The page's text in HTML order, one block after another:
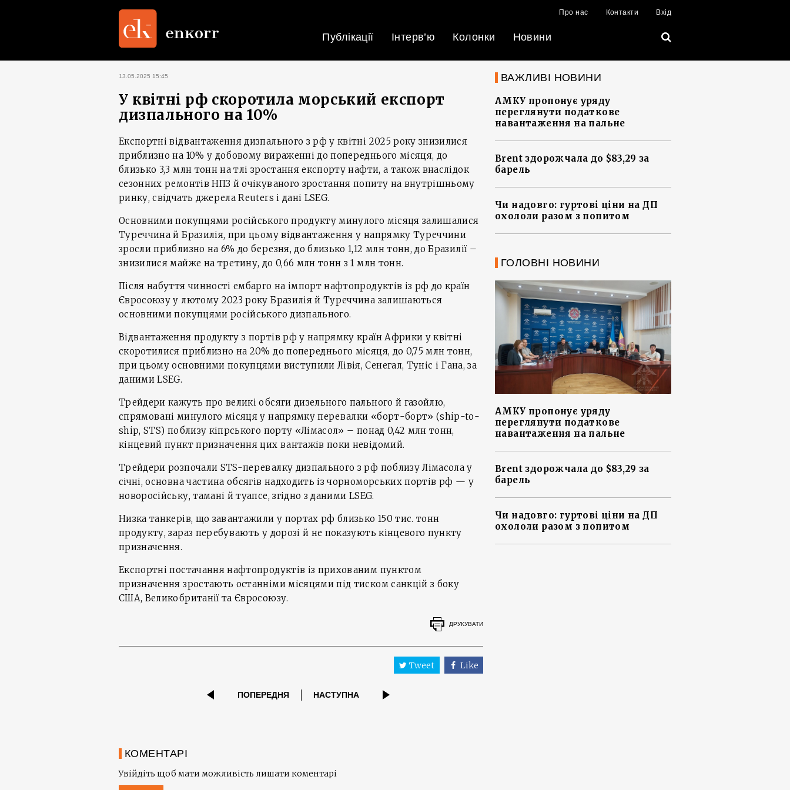
Про нас Контакти Вхід
Публікації Інтерв’ю Колонки Новини
13.05.2025 15:45
У квітні рф скоротила морський експорт
дизпального на 10%
Експортні відвантаження дизпального з рф у квітні 2025 року знизилися
приблизно на 10% у добовому вираженні до попереднього місяця, до
близько 3,3 млн тонн на тлі зростання експорту нафти, а також внаслідок
сезонних ремонтів НПЗ й очікуваного зростання попиту на внутрішньому
ринку, свідчать джерела Reuters і дані LSEG.
Основними покупцями російського продукту минулого місяця залишалися
Туреччина й Бразилія, при цьому відвантаження у напрямку Туреччини
зросли приблизно на 6% до березня, до близько 1,12 млн тонн, до Бразилії –
знизилися майже на третину, до 0,66 млн тонн з 1 млн тонн.
Після набуття чинності ембарго на імпорт нафтопродуктів із рф до країн
Євросоюзу у лютому 2023 року Бразилія й Туреччина залишаються
основними покупцями російського дизпального.
Відвантаження продукту з портів рф у напрямку країн Африки у квітні
скоротилися приблизно на 20% до попереднього місяця, до 0,75 млн тонн,
при цьому основними покупцями виступили Лівія, Сенегал, Туніс і Гана, за
даними LSEG.
Трейдери кажуть про великі обсяги дизельного пального й газойлю,
спрямовані минулого місяця у напрямку перевалки «борт-борт» (ship-to-
ship, STS) поблизу кіпрського порту «Лімасол» – понад 0,42 млн тонн,
кінцевий пункт призначення цих вантажів поки невідомий.
Трейдери розпочали STS-перевалку дизпального з рф поблизу Лімасола у
січні, основна частина обсягів надходить із чорноморських портів рф — у
новоросійську, тамані й туапсе, згідно з даними LSEG.
Низка танкерів, що завантажили у портах рф близько 150 тис. тонн
продукту, зараз перебувають у дорозі й не показують кінцевого пункту
призначення.
Експортні постачання нафтопродуктів із прихованим пунктом
призначення зростають останніми місяцями під тиском санкцій з боку
США, Великобританії та Євросоюзу.
ДРУКУВАТИ
Tweet Like
ПОПЕРЕДНЯ НАСТУПНА
КОМЕНТАРІ
Увійдіть щоб мати можливість лишати коментарі
ВАЖЛИВІ НОВИНИ
АМКУ пропонує уряду
переглянути податкове
навантаження на пальне
Brent здорожчала до $83,29 за
барель
Чи надовго: гуртові ціни на ДП
охололи разом з попитом
ГОЛОВНІ НОВИНИ
АМКУ пропонує уряду
переглянути податкове
навантаження на пальне
Brent здорожчала до $83,29 за
барель
Чи надовго: гуртові ціни на ДП
охололи разом з попитом